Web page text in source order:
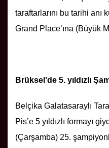
taraftarlarını bu tarihi anı
Grand Place’ına (Büyük
Brüksel’de 5. yıldızlı
Belçika Galatasaraylı
Pis’e 5 yıldızlı formayı
(Çarşamba) 25.